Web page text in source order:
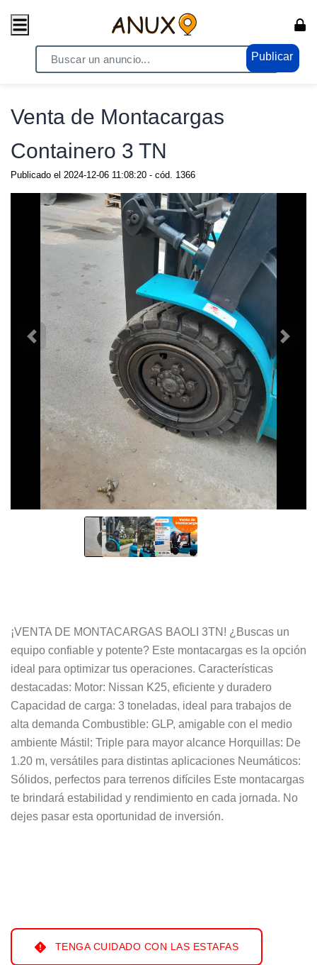
Publicar
/ Vehiculos / Camiones - Vehículos
Venta de Montacargas
Containero 3 TN
Publicado el 2024-12-06 11:08:20 - cód. 1366
¡VENTA DE MONTACARGAS BAOLI 3TN! ¿Buscas un
equipo confiable y potente? Este montacargas es la opción
ideal para optimizar tus operaciones. Características
destacadas: Motor: Nissan K25, eficiente y duradero
Capacidad de carga: 3 toneladas, ideal para trabajos de
alta demanda Combustible: GLP, amigable con el medio
ambiente Mástil: Triple para mayor alcance Horquillas: De
1.20 m, versátiles para distintas aplicaciones Neumáticos:
Sólidos, perfectos para terrenos difíciles Este montacargas
te brindará estabilidad y rendimiento en cada jornada. No
dejes pasar esta oportunidad de inversión.
TENGA CUIDADO CON LAS ESTAFAS